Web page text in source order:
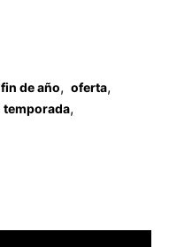
fin de año, oferta,
temporada,